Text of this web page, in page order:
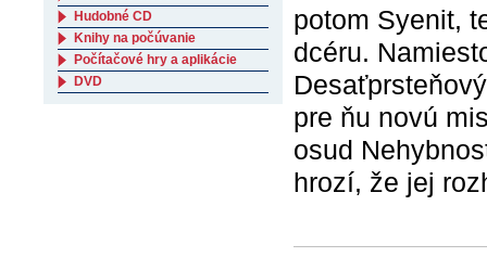
potom Syenit,
dcéru.
pre ňu novú
osud
hrozí, že jej
Hudobné CD
Knihy na počúvanie
Počítačové hry a aplikácie
DVD